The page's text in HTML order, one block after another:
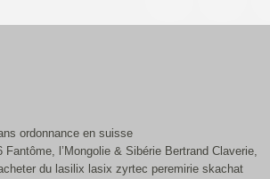
ordonnance en suisse
Fantôme, l’Mongolie & Sibérie Bertrand Claverie,
du lasilix lasix zyrtec peremirie skachat